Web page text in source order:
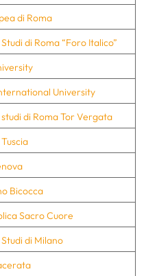
di Roma
di Roma “Foro Italico”
University
di Roma Tor Vergata
Bicocca
Sacro Cuore
di Milano